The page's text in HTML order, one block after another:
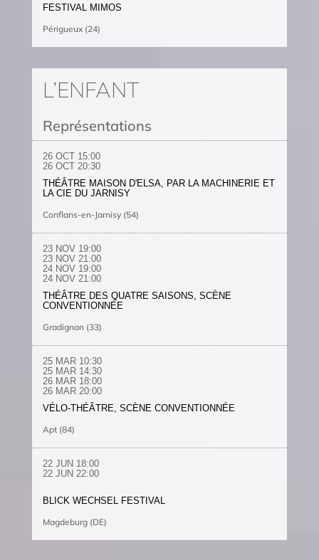
FESTIVAL MIMOS
Périgueux (24)
L’ENFANT
Représentations
26 OCT15:00
26 OCT20:30
THÉÂTRE MAISON D'ELSA, PAR LA MACHINERIE ET
LA CIE DU JARNISY
Conflans-en-Jarnisy (54)
23 NOV19:00
23 NOV21:00
24 NOV19:00
24 NOV21:00
THÉÂTRE DES QUATRE SAISONS, SCÈNE
CONVENTIONNÉE
Gradignan (33)
25 MAR 10:30
25 MAR 14:30
26 MAR 18:00
26 MAR 20:00
VÉLO-THÉÂTRE, SCÈNE CONVENTIONNÉE
Apt (84)
22 JUN 18:00
22 JUN 22:00
BLICK WECHSEL FESTIVAL
Magdeburg (DE)